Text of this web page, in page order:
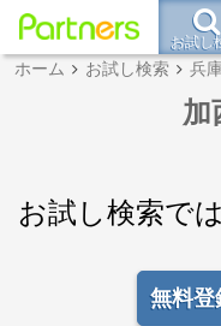
お試し
ホーム お試し検索 兵
加
お試し検索で
無料登